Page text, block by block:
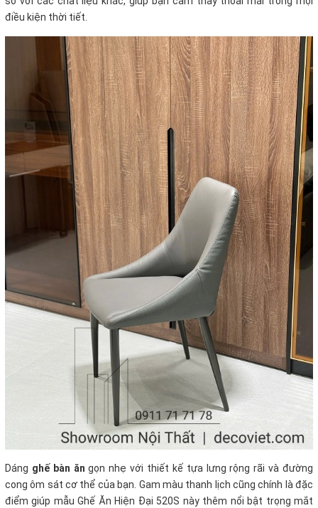
điều kiện thời tiết.
Dáng ghế bàn ăn gọn nhẹ với thiết kế tựa lưng rộng rãi và đường
cong ôm sát cơ thể của bạn. Gam màu thanh lịch cũng chính là đặc
điểm giúp mẫu Ghế Ăn Hiện Đại 520S này thêm nổi bật trọng mắt